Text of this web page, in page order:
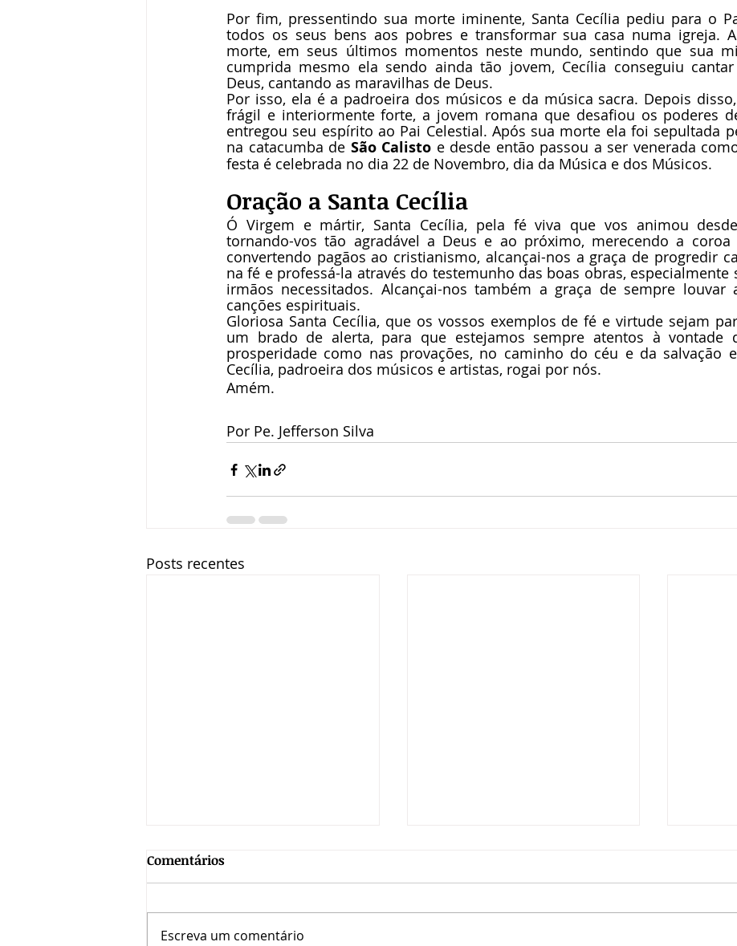
Por fim, pressentindo sua morte iminente, Santa Cecília pediu para o
todos os seus bens aos pobres e transformar sua casa numa igreja.
morte, em seus últimos momentos neste mundo, sentindo que sua
cumprida mesmo ela sendo ainda tão jovem, Cecília conseguiu
Deus, cantando as maravilhas de Deus.
Por isso, ela é a padroeira dos músicos e da música sacra. Depois
frágil e interiormente forte, a jovem romana que desafiou os poderes
entregou seu espírito ao Pai Celestial. Após sua morte ela foi sepultada
na catacumba de São Calisto e desde então passou a ser venerada
festa é celebrada no dia 22 de Novembro, dia da Música e dos Músicos.
Oração a Santa Cecília
Ó Virgem e mártir, Santa Cecília, pela fé viva que vos animou
tornando-vos tão agradável a Deus e ao próximo, merecendo a
convertendo pagãos ao cristianismo, alcançai-nos a graça de progredir
na fé e professá-la através do testemunho das boas obras, especialmente
irmãos necessitados. Alcançai-nos também a graça de sempre louvar
canções espirituais.
Gloriosa Santa Cecília, que os vossos exemplos de fé e virtude sejam
um brado de alerta, para que estejamos sempre atentos à vontade
prosperidade como nas provações, no caminho do céu e da salvação
Cecília, padroeira dos músicos e artistas, rogai por nós.
Amém.
Por Pe. Jefferson Silva
Posts recentes
Comentários
Escreva um comentário